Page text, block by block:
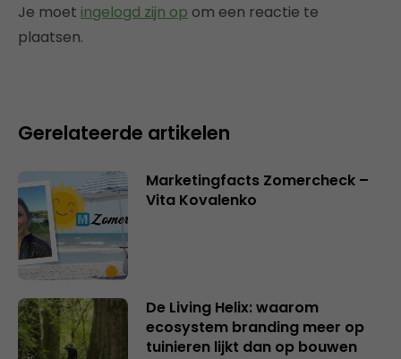
Je moet ingelogd zijn op om een reactie te
plaatsen.
Gerelateerde artikelen
Marketingfacts Zomercheck –
Vita Kovalenko
De Living Helix: waarom
ecosystem branding meer op
tuinieren lijkt dan op bouwen